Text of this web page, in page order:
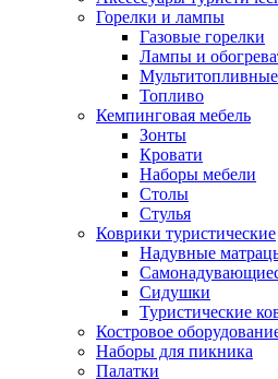
Горелки и лампы
Газовые горелки
Лампы и
Топливо
Кемпинговая мебель
Зонты
Кровати
Наборы мебели
Столы
Стулья
Коврики туристические
Надувные
Сидушки
Туристические
Костровое
Наборы для пикника
Палатки